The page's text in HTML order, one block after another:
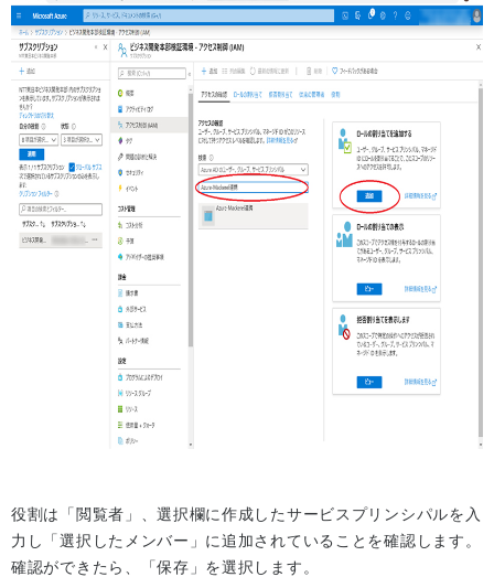
役割は「閲覧者」、選択欄に作成したサービスプリンシパルを入
力し「選択したメンバー」に追加されていることを確認します。
確認ができたら、「保存」を選択します。